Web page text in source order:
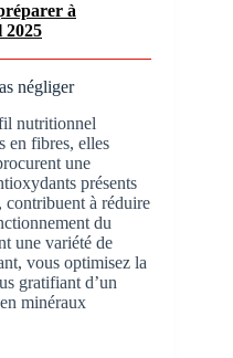
à
2025
négliger
nutritionnel
en fibres, elles
une
présents
contribuent à réduire
du
une variété de
vous optimisez la
gratifiant d’un
minéraux